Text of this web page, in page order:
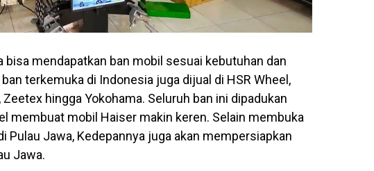
bisa mendapatkan ban mobil sesuai kebutuhan dan
terkemuka di Indonesia juga dijual di HSR Wheel,
hingga Yokohama. Seluruh ban ini dipadukan
membuat mobil Haiser makin keren. Selain membuka
Pulau Jawa, Kedepannya juga akan mempersiapkan
Jawa.